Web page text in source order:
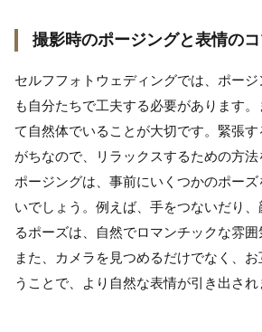
撮影時のポージングと表情の
セルフフォトウェディングでは、ポー
も自分たちで工夫する必要があります
て自然体でいることが大切です。緊張す
がちなので、リラックスするための方法
ポージングは、事前にいくつかのポー
いでしょう。例えば、手をつないだり
るポーズは、自然でロマンチックな雰囲
また、カメラを見つめるだけでなく、
うことで、より自然な表情が引き出され